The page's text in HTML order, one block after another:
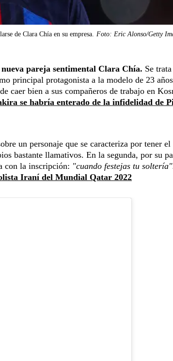
de Clara Chía en su empresa. Foto: Eric Alonso/Getty
pareja sentimental Clara Chía. Se
principal protagonista a la modelo de 23
caer bien a sus compañeros de trabajo en
se habría enterado de la infidelidad de
un personaje que se caracteriza por tener el
bastante llamativos. En la segunda, por su
con la inscripción: "cuando festejas tu
Iraní del Mundial Qatar 2022